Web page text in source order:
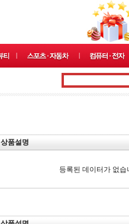
상품설명
등록된 데이터가 없습